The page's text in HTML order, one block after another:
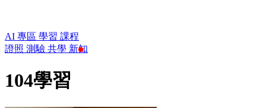
AI 專區 學習 課程
證照 測驗 共學 新知
104學習